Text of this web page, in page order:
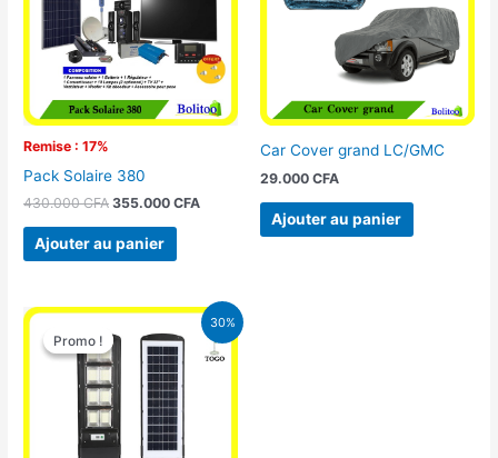
Remise : 17%
Pack Solaire 380
430.000CFA 355.000CFA
Ajouter au panier
Car Cover grand LC/GMC
29.000 CFA
Ajouter au panier
30%
Promo !
Promo !
Le
prix
initial
était :
50.000 CFA.
Le
prix
actuel
est :
35.000 CFA.